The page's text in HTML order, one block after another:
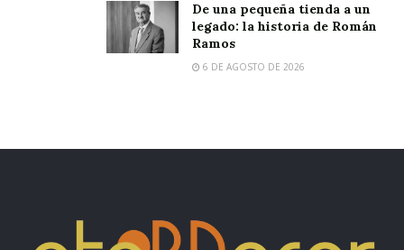
De una pequeña tienda a un
legado: la historia de Román
Ramos
6 DE AGOSTO DE 2026